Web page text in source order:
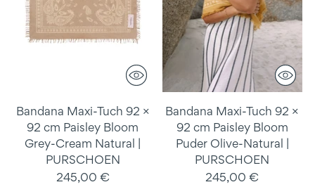
Bandana Maxi-Tuch 92 ×
92 cm Paisley Bloom
Grey-Cream Natural |
PURSCHOEN
245,00 €
Bandana Maxi-Tuch 92 ×
92 cm Paisley Bloom
Puder Olive-Natural |
PURSCHOEN
245,00 €